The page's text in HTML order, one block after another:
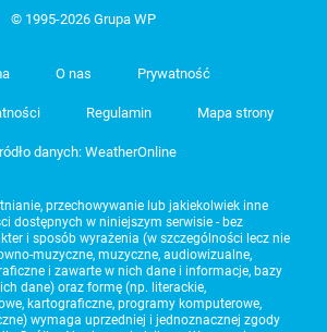
© 1995-2026 Grupa WP
O nas Prywatność
Regulamin Mapa strony
danych: WeatherOnline
przechowywanie lub jakiekolwiek inne
dostępnych w niniejszym serwisie - bez
i sposób wyrażenia (w szczególności lecz nie
muzyczne, muzyczne, audiowizualne,
i zawarte w nich dane i informacje, bazy
dane) oraz formę (np. literackie,
kartograficzne, programy komputerowe,
wymaga uprzedniej i jednoznacznej zgody